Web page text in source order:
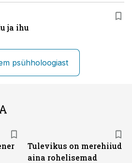
ja ihu
psühholoogiast
Tulevikus on merehiiud
aina rohelisemad